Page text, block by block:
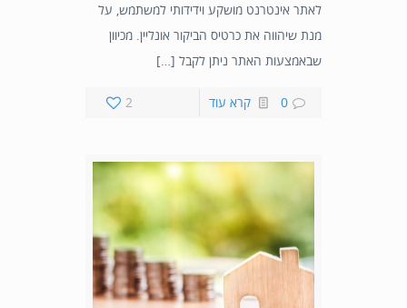
לאתר אינטרנט מושקע וידידותי למשתמש, על
מנת שיהווה את כרטיס הביקור אונליין. מכיוון
שבאמצעות האתר ניתן לקבל […]
2 0 קרא עוד